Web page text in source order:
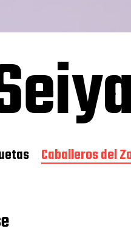
Caballeros del